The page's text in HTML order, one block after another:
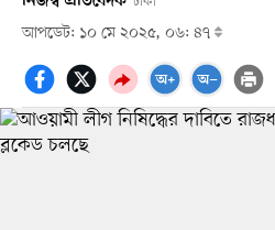
আপডেট: ১০ মে ২০২৫, ০৬: ৪৭